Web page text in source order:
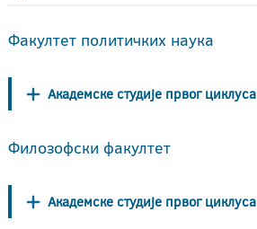
Факултет политичких наука
Академске студије првог циклуса
Филозофски факултет
Академске студије првог циклуса